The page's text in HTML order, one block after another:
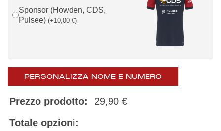
Sponsor (Howden, CDS,
Pulsee) (+10,00 €)
PERSONALIZZA NOME E NUMERO
Prezzo prodotto: 29,90 €
Totale opzioni: